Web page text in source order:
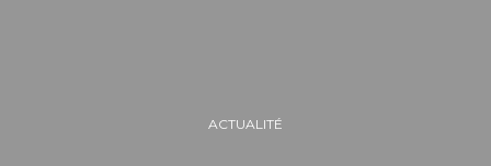
ACTUALITÉ